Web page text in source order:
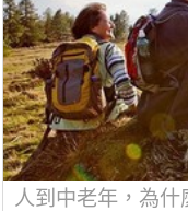
人到中老年，為